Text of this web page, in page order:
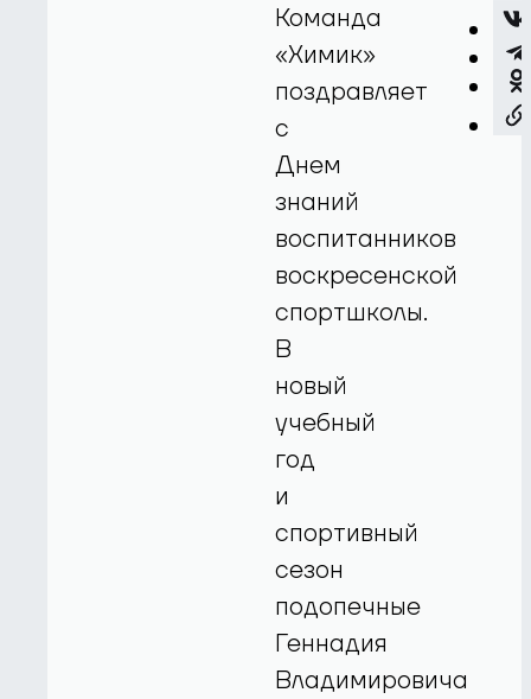
Команда
«Химик»
поздравляет
с
Днем
знаний
воспитанников
воскресенской
спортшколы.
В
новый
учебный
год
и
спортивный
сезон
подопечные
Геннадия
Владимировича